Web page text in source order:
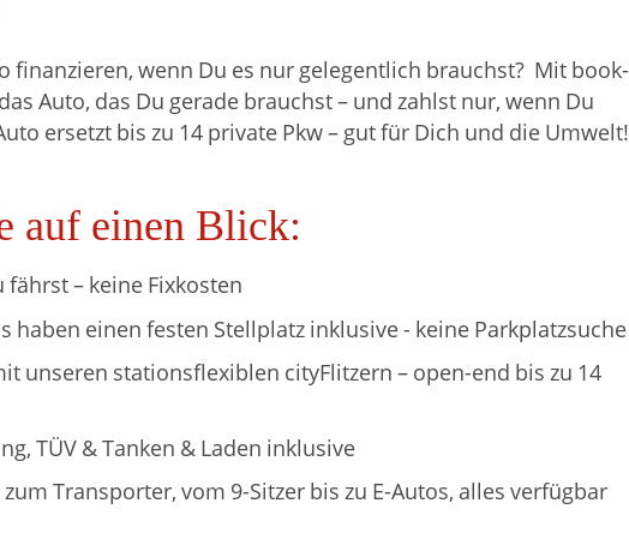
finanzieren, wenn Du es nur gelegentlich brauchst? Mit book-
Auto, das Du gerade brauchst – und zahlst nur, wenn Du
ersetzt bis zu 14 private Pkw – gut für Dich und die Umwelt!
auf einen Blick:
fährst – keine Fixkosten
haben einen festen Stellplatz inklusive - keine Parkplatzsuche
unseren stationsflexiblen cityFlitzern – open-end bis zu 14
TÜV & Tanken & Laden inklusive
Transporter, vom 9-Sitzer bis zu E-Autos, alles verfügbar